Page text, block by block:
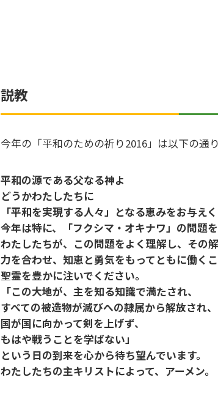
説教
今年の「平和のための祈り2016」は以下の通り
平和の源である父なる神よ
どうかわたしたちに
「平和を実現する人々」となる恵みをお与えく
今年は特に、「フクシマ・オキナワ」の問題を
わたしたちが、この問題をよく理解し、その
力を合わせ、知恵と勇気をもってともに働く
聖霊を豊かに注いでください。
「この大地が、主を知る知識で満たされ、
すべての被造物が滅びへの隷属から解放され、
国が国に向かって剣を上げず、
もはや戦うことを学ばない」
という日の到来を心から待ち望んでいます。
わたしたちの主キリストによって、アーメン。